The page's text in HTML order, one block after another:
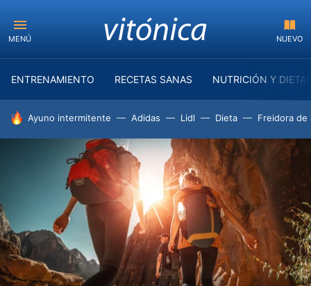
MENÚ NUEVO
ENTRENAMIENTO RECETAS SANAS NUTRICIÓN Y
HOY SE HABLA DE
Ayuno intermitente Adidas Lidl Dieta Freidora de